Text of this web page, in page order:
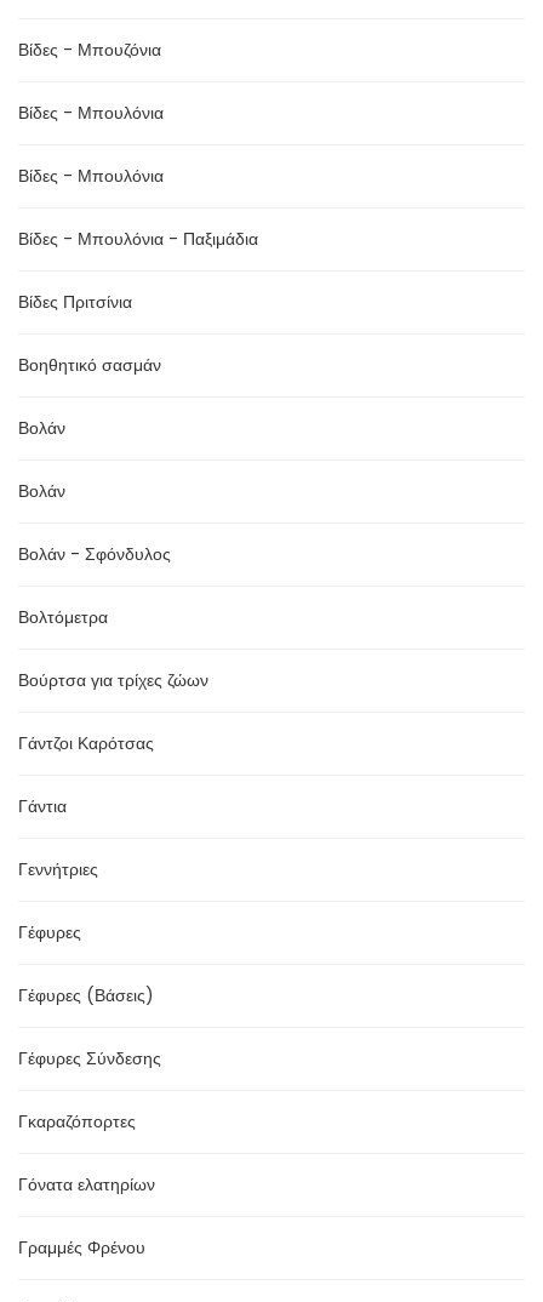
Βίδες - Μπουζόνια
Βίδες - Μπουλόνια
Βίδες - Μπουλόνια
Βίδες - Μπουλόνια - Παξιμάδια
Βίδες Πριτσίνια
Βοηθητικό σασμάν
Βολάν
Βολάν
Βολάν - Σφόνδυλος
Βολτόμετρα
Βούρτσα για τρίχες ζώων
Γάντζοι Καρότσας
Γάντια
Γεννήτριες
Γέφυρες
Γέφυρες (Βάσεις)
Γέφυρες Σύνδεσης
Γκαραζόπορτες
Γόνατα ελατηρίων
Γραμμές Φρένου